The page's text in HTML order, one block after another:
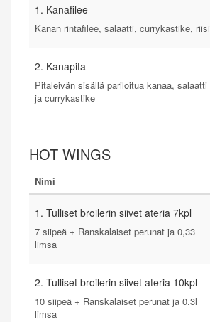
1. Kanafilee
Kanan rintafilee, salaatti, currykastike, riisi
2. Kanapita
Pitaleivän sisällä pariloitua kanaa, salaatti
ja currykastike
HOT WINGS
Nimi
1. Tulliset broilerin siivet ateria 7kpl
7 siipeä + Ranskalaiset perunat ja 0,33
limsa
2. Tulliset broilerin siivet ateria 10kpl
10 siipeä + Ranskalaiset perunat ja 0.3l
limsa